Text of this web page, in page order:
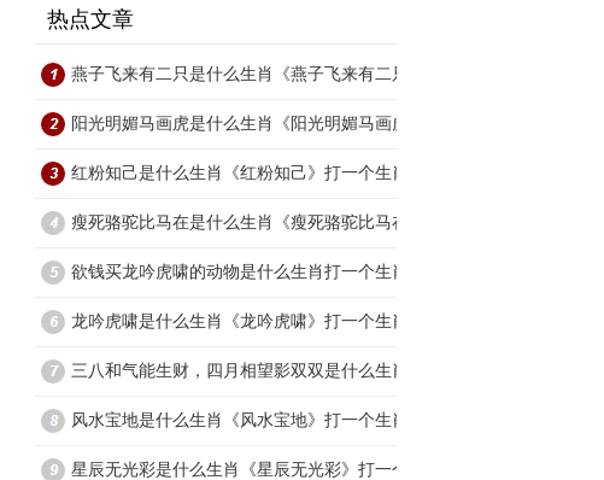
热点文章
燕子飞来有二只是什么生肖《燕子飞来有二只》
阳光明媚马画虎是什么生肖《阳光明媚马画虎》
红粉知己是什么生肖《红粉知己》打一个生肖动
瘦死骆驼比马在是什么生肖《瘦死骆驼比马在》
欲钱买龙吟虎啸的动物是什么生肖打一个生肖动
龙吟虎啸是什么生肖《龙吟虎啸》打一个生肖动
三八和气能生财，四月相望影双双是什么生肖打一
风水宝地是什么生肖《风水宝地》打一个生肖动
星辰无光彩是什么生肖《星辰无光彩》打一个生